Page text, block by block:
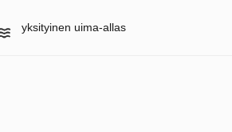
yksityinen uima-allas